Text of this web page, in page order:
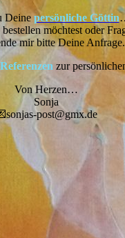
Deinepersönliche Göttin
möchtest oder
mir bitte Deine Anfrage.
Referenzen zur
Von Herzen…
Sonja
post@gmx.de